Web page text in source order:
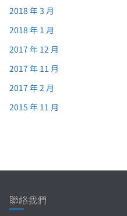
2018 年 3 月
2018 年 1 月
2017 年 12 月
2017 年 11 月
2017 年 2 月
2015 年 11 月
聯絡我們